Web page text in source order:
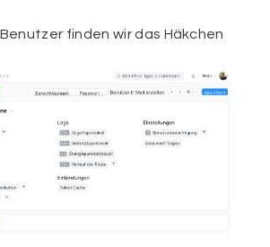
finden wir das Häkchen